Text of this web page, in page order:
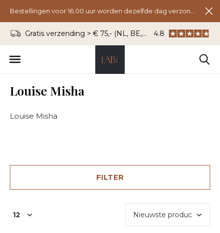
Gratis verzending > € 75,- (NL, BE, DU) WhatsApp: 06 -
4.8
Louise Misha
Louise Misha
FILTER